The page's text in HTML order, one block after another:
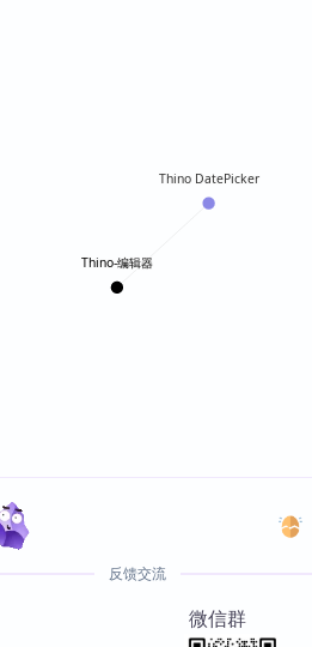
Thino DatePicker
Thino-编辑器
反馈交流
微信群